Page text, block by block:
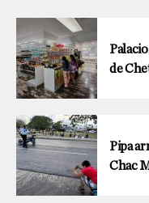
de
Pipa
Chac